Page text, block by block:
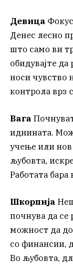
Девица
Денес лесно
што само ви
обидувајте
носи чувство
контрола врз
Вага
иднината.
учење или нов
љубовта,
Работата
Шкорпија
почнува да се
можност да
со финансии,
Во љубовта,